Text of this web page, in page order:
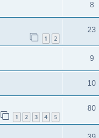
8
1 2
23
9
10
1 2 3 4 5
80